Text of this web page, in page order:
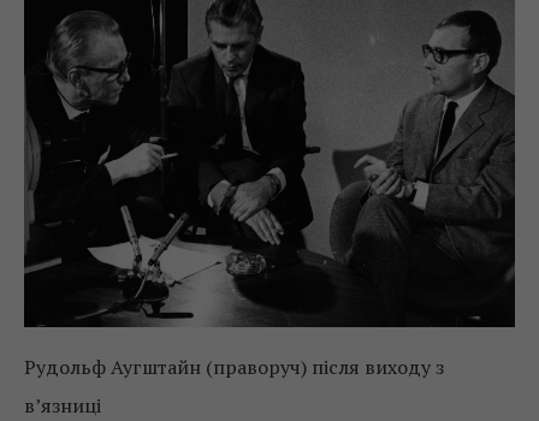
Рудольф Аугштайн (праворуч) після виходу з
в’язниці